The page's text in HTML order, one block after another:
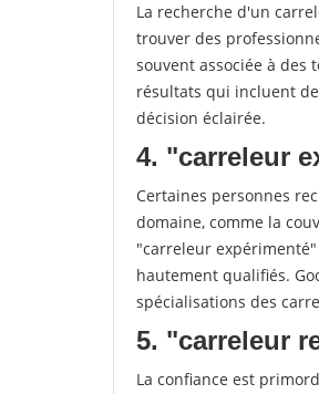
La recherche d'un
trouver des
souvent associée à des
résultats qui incluent
décision éclairée.
4. "carreleur
Certaines personnes
domaine, comme la
"carreleur
hautement qualifiés.
spécialisations des
5. "carreleur
La confiance est